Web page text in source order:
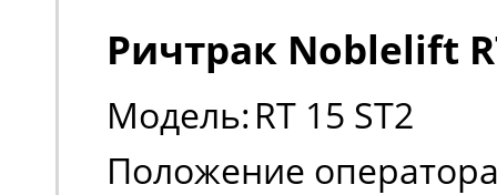
Ричтрак Noblelift
Модель: RT 15 ST2
Положение